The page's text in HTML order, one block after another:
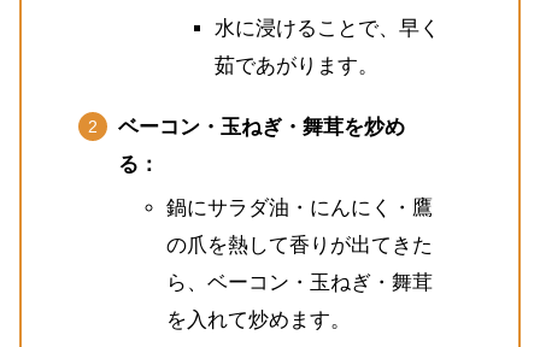
水に浸けることで、早く
茹であがります。
ベーコン・玉ねぎ・舞茸を炒め
る：
鍋にサラダ油・にんにく・鷹
の爪を熱して香りが出てきた
ら、ベーコン・玉ねぎ・舞茸
を入れて炒めます。